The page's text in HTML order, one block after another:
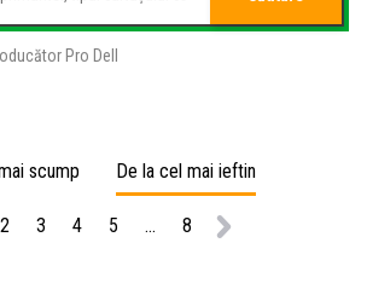
Pro Dell
scump De la cel mai ieftin
2 3 4 5 ... 8